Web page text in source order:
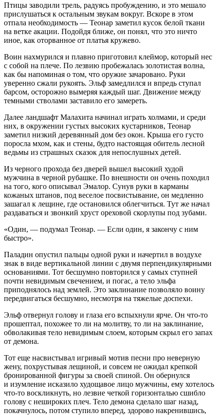
Птицы заводили трель, радуясь пробуждению, и это мешало
прислушаться к остальным звукам вокруг. Вскоре в этом
отпала необходимость — Теонар заметил кусок белой ткани
на ветке акации. Подойдя ближе, он понял, что это ничто
иное, как оторванное от платья кружево.
Воин нахмурился и плавно приготовил клеймор, который нес
с собой на плече. По лезвию пробежалась золотистая волна,
как бы напоминая о том, что оружие зачаровано. Руки
уверенно сжали рукоять. Эльф замедлился и впредь ступал
барсом, осторожно вымеряя каждый шаг. Движение между
темными стволами заставило его замереть.
Далее ландшафт Малахита начинал играть холмами, и среди
них, в окружении густых высоких кустарников, Теонар
заметил низкий деревянный дом без окон. Крыша его густо
поросла мхом, как и стены, будто настоящая обитель лесной
ведьмы из страшных сказок для непослушных детей.
Из черного прохода без дверей вышел высокий худой
мужчина в черной рубашке. По внешности он очень походил
на того, кого описывал Эмалор. Сунув руки в карманы
кожаных штанов, под веселое посвистывание, он медленно
зашагал к лещине, где остановился облегчиться. Тут же начал
раздаваться и звонкий хруст ореховой скорлупы под зубами.
«Один, — подумал Теонар. — Если один, я закончу с ним
быстро».
Паладин опустил пальцы одной руки и начертил в воздухе
знак в виде вертикальной линии с двумя перпендикулярными
основаниями. Тот бесшумно повторился у самых ступней
почти невидимым свечением, и погас, а тело эльфа
приподнялось над землей. Это заклинание позволяло воину
передвигаться бесшумно, несмотря на тяжелые доспехи.
Эльф отвернул голову и глаза его вспыхнули ярче. Он что-то
прошептал, похожее то ли на молитву, то ли на заклинание,
обволакивая тело невидимым слоем, которым скрыл его запах
от демона.
Тот еще насвистывал игривый мотив песни про неверную
жену, похрустывая лещиной, и совсем не ожидал крепкой
бронированной фигуры за своей спиной. Он обернулся
и изумление исказило худощавое лицо мужчины, ему хотелось
что-то воскликнуть, но лезвие четкой горизонталью сшибло
голову с нешироких плеч. Тело демона сделало шаг назад,
покачнулось, потом ступило вперед, здорово накренившись,